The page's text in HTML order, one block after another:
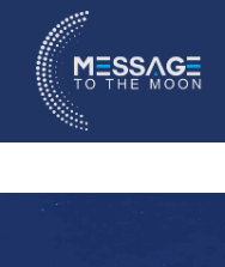
naar
inhoud